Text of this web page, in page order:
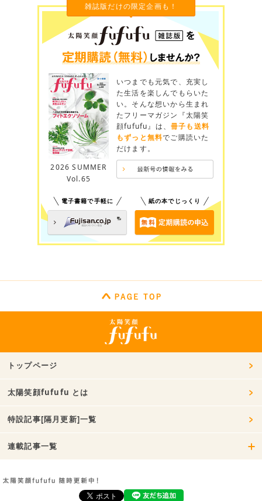
雑誌版だけの限定企画も！
2026 SUMMER
Vol.65
いつまでも元気で、充実し
た生活を楽しんでもらいた
い。そんな想いから生まれ
たフリーマガジン『太陽笑
顔fufufu』は、 冊子も送料
もずっと無料でご購読いた
だけます。
電子書籍で手軽に 紙の本でじっくり
トップページ
太陽笑顔fufufu とは
特設記事[隔月更新]一覧
連載記事一覧